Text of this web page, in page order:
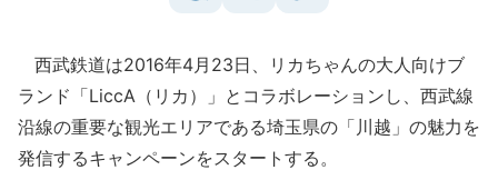
西武鉄道は2016年4月23日、リカちゃんの大人向けブ
ランド「LiccA（リカ）」とコラボレーションし、西武線
沿線の重要な観光エリアである埼玉県の「川越」の魅力を
発信するキャンペーンをスタートする。